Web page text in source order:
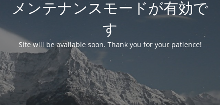
メンテナンスモードが有効で
す
Site will be available soon. Thank you for your patience!